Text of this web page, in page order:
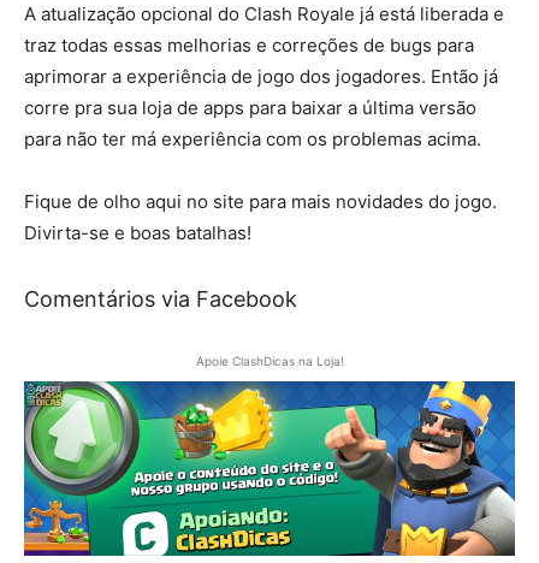
A atualização opcional do Clash Royale já está liberada e
traz todas essas melhorias e correções de bugs para
aprimorar a experiência de jogo dos jogadores. Então já
corre pra sua loja de apps para baixar a última versão
para não ter má experiência com os problemas acima.
Fique de olho aqui no site para mais novidades do jogo.
Divirta-se e boas batalhas!
Comentários via Facebook
Apoie ClashDicas na Loja!